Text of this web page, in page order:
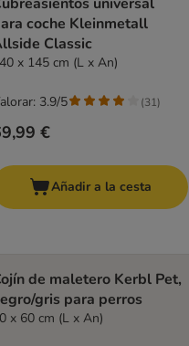
coche Kleinmetall
Classic
x 145 cm (L x An)
€
3.9/5 (31)
Añadir a la cesta
de maletero Kerbl Pet,
gris para perros
x 60 cm (L x An)